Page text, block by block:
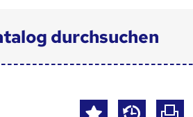
durchsuchen